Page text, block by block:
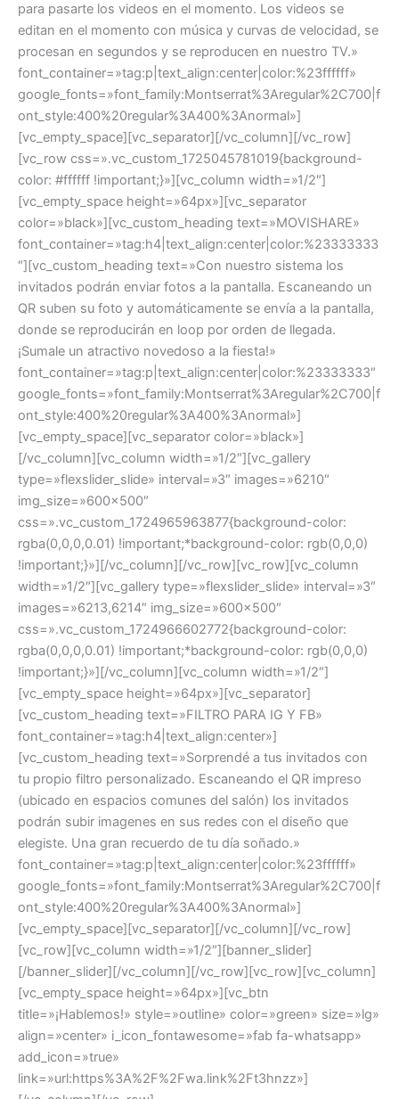
para pasarte los videos en el momento. Los videos se
editan en el momento con música y curvas de velocidad, se
procesan en segundos y se reproducen en nuestro TV.»
font_container=»tag:p|text_align:center|color:%23ffffff»
google_fonts=»font_family:Montserrat%3Aregular%2C700|f
ont_style:400%20regular%3A400%3Anormal»]
[vc_empty_space][vc_separator][/vc_column][/vc_row]
[vc_row css=».vc_custom_1725045781019{background-
color: #ffffff !important;}»][vc_column width=»1/2″]
[vc_empty_space height=»64px»][vc_separator
color=»black»][vc_custom_heading text=»MOVISHARE»
font_container=»tag:h4|text_align:center|color:%23333333
″][vc_custom_heading text=»Con nuestro sistema los
invitados podrán enviar fotos a la pantalla. Escaneando un
QR suben su foto y automáticamente se envía a la pantalla,
donde se reproducirán en loop por orden de llegada.
¡Sumale un atractivo novedoso a la fiesta!»
font_container=»tag:p|text_align:center|color:%23333333″
google_fonts=»font_family:Montserrat%3Aregular%2C700|f
ont_style:400%20regular%3A400%3Anormal»]
[vc_empty_space][vc_separator color=»black»]
[/vc_column][vc_column width=»1/2″][vc_gallery
type=»flexslider_slide» interval=»3″ images=»6210″
img_size=»600×500″
css=».vc_custom_1724965963877{background-color:
rgba(0,0,0,0.01) !important;*background-color: rgb(0,0,0)
!important;}»][/vc_column][/vc_row][vc_row][vc_column
width=»1/2″][vc_gallery type=»flexslider_slide» interval=»3″
images=»6213,6214″ img_size=»600×500″
css=».vc_custom_1724966602772{background-color:
rgba(0,0,0,0.01) !important;*background-color: rgb(0,0,0)
!important;}»][/vc_column][vc_column width=»1/2″]
[vc_empty_space height=»64px»][vc_separator]
[vc_custom_heading text=»FILTRO PARA IG Y FB»
font_container=»tag:h4|text_align:center»]
[vc_custom_heading text=»Sorprendé a tus invitados con
tu propio filtro personalizado. Escaneando el QR impreso
(ubicado en espacios comunes del salón) los invitados
podrán subir imagenes en sus redes con el diseño que
elegiste. Una gran recuerdo de tu día soñado.»
font_container=»tag:p|text_align:center|color:%23ffffff»
google_fonts=»font_family:Montserrat%3Aregular%2C700|f
ont_style:400%20regular%3A400%3Anormal»]
[vc_empty_space][vc_separator][/vc_column][/vc_row]
[vc_row][vc_column width=»1/2″][banner_slider]
[/banner_slider][/vc_column][/vc_row][vc_row][vc_column]
[vc_empty_space height=»64px»][vc_btn
title=»¡Hablemos!» style=»outline» color=»green» size=»lg»
align=»center» i_icon_fontawesome=»fab fa-whatsapp»
add_icon=»true»
link=»url:https%3A%2F%2Fwa.link%2Ft3hnzz»]